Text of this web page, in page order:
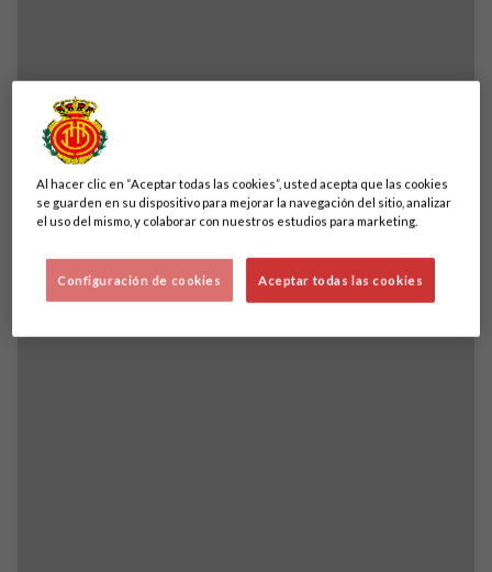
Betpoint, L’Artista, Ritzi, Virrey Events y La
Greppia retiran sus lonas de Sol Alta
DESTACADOS
Al hacer clic en “Aceptar todas las cookies”, usted acepta que las cookies
se guarden en su dispositivo para mejorar la navegación del sitio, analizar
el uso del mismo, y colaborar con nuestros estudios para marketing.
Aceptar todas las cookies
Configuración de cookies